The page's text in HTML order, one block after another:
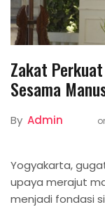
Zakat
Sesama
By Admin
Yogyakarta,
upaya merajut
menjadi fondasi